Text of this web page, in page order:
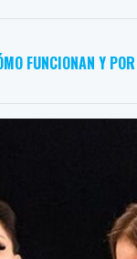
FUNCIONAN Y